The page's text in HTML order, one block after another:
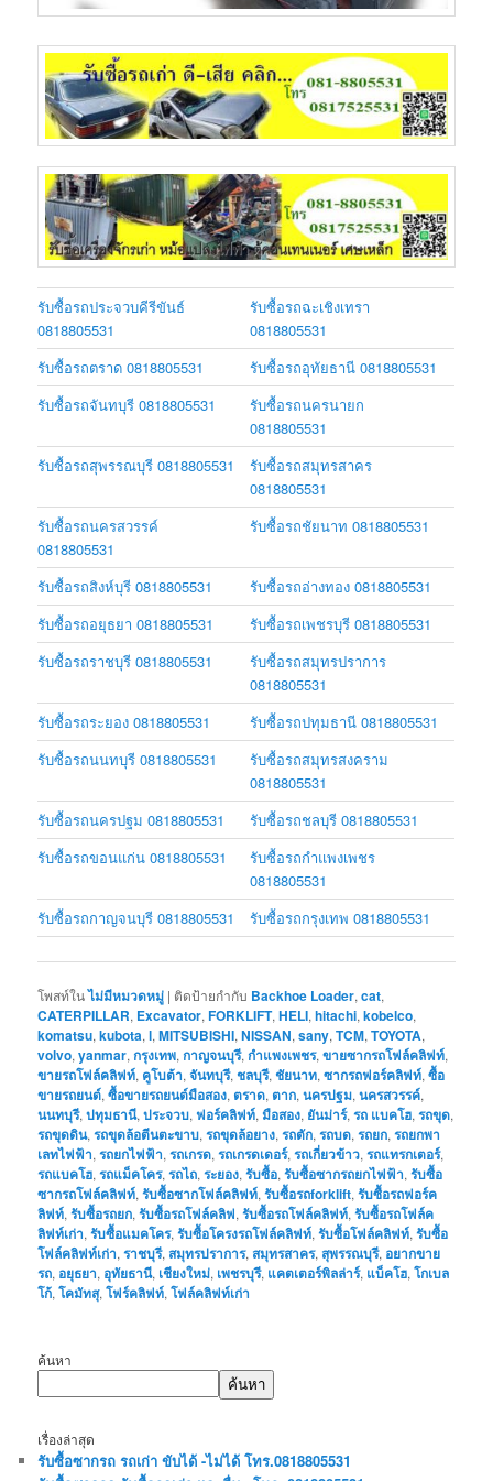
รับซื้อรถประจวบคีรีขันธ์
0818805531
รับซื้อรถฉะเชิงเทรา
0818805531
รับซื้อรถตราด 0818805531
รับซื้อรถอุทัยธานี 0818805531
รับซื้อรถจันทบุรี 0818805531
รับซื้อรถนครนายก
0818805531
รับซื้อรถสุพรรณบุรี 0818805531
รับซื้อรถสมุทรสาคร
0818805531
รับซื้อรถนครสวรรค์
0818805531
รับซื้อรถชัยนาท 0818805531
รับซื้อรถสิงห์บุรี 0818805531
รับซื้อรถอ่างทอง 0818805531
รับซื้อรถอยุธยา 0818805531
รับซื้อรถเพชรบุรี 0818805531
รับซื้อรถราชบุรี 0818805531
รับซื้อรถสมุทรปราการ
0818805531
รับซื้อรถระยอง 0818805531
รับซื้อรถปทุมธานี 0818805531
รับซื้อรถนนทบุรี 0818805531
รับซื้อรถสมุทรสงคราม
0818805531
รับซื้อรถนครปฐม 0818805531
รับซื้อรถชลบุรี 0818805531
รับซื้อรถขอนแก่น 0818805531
รับซื้อรถกำแพงเพชร
0818805531
รับซื้อรถกาญจนบุรี 0818805531
รับซื้อรถกรุงเทพ 0818805531
โพสท์ในไม่มีหมวดหมู่ | ติดป้ายกำกับ Backhoe Loader,cat,
CATERPILLAR, Excavator,FORKLIFT,HELI,hitachi,kobelco,
komatsu,kubota,l,MITSUBISHI,NISSAN,sany,TCM,TOYOTA,
volvo,yanmar,กรุงเทพ,กาญจนบุรี,กำแพงเพชร,ขายซากรถโฟล์คลิฟท์,
ขายรถโฟล์คลิฟท์, คูโบต้า,จันทบุรี,ชลบุรี,ชัยนาท,ซากรถฟอร์คลิฟท์,ซื้อ
ขายรถยนต์,ซื้อขายรถยนต์มือสอง,ตราด,ตาก,นครปฐม,นครสวรรค์,
นนทบุรี,ปทุมธานี,ประจวบ,ฟอร์คลิฟท์,มือสอง, ยันม่าร์,รถ แบคโฮ,รถขุด,
รถขุดดิน,รถขุดล้อตีนตะขาบ,รถขุดล้อยาง,รถตัก,รถบด,รถยก,รถยกพา
เลทไฟฟ้า,รถยกไฟฟ้า,รถเกรด,รถเกรดเดอร์,รถเกี่ยวข้าว,รถแทรกเตอร์,
รถแบคโฮ,รถแม็คโคร,รถไถ,ระยอง,รับซื้อ,รับซื้อซากรถยกไฟฟ้า,รับซื้อ
ซากรถโฟล์คลิฟท์,รับซื้อซากโฟล์คลิฟท์,รับซื้อรถforklift,รับซื้อรถฟอร์ค
ลิฟท์,รับซื้อรถยก,รับซื้อรถโฟล์คลิฟ,รับซื้อรถโฟล์คลิฟท์,รับซื้อรถโฟล์ค
ลิฟท์เก่า,รับซื้อแมคโคร,รับซื้อโครงรถโฟล์คลิฟท์,รับซื้อโฟล์คลิฟท์,รับซื้อ
โฟล์คลิฟท์เก่า,ราชบุรี, สมุทรปราการ, สมุทรสาคร, สุพรรณบุรี, อยากขาย
รถ, อยุธยา, อุทัยธานี, เชียงใหม่, เพชรบุรี, แคตเตอร์พิลล่าร์, แบ็คโฮ,โกเบล
โก้,โคมัทสุ,โฟร์คลิฟท์,โฟล์คลิฟท์เก่า
ค้นหา
ค้นหา
เรื่องล่าสุด
รับซื้อซากรถ รถเก่า ขับได้ -ไม่ได้ โทร.0818805531